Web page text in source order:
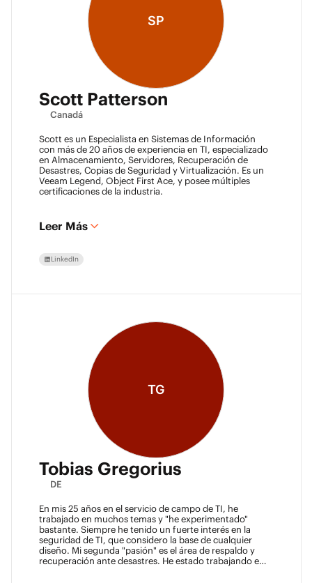
SP
Scott Patterson
Canadá
Scott es un Especialista en Sistemas de Información
con más de 20 años de experiencia en TI, especializado
en Almacenamiento, Servidores, Recuperación de
Desastres, Copias de Seguridad y Virtualización. Es un
Veeam Legend, Object First Ace, y posee múltiples
certificaciones de la industria.
Leer Más
LinkedIn
TG
Tobias Gregorius
DE
En mis 25 años en el servicio de campo de TI, he
trabajado en muchos temas y "he experimentado"
bastante. Siempre he tenido un fuerte interés en la
seguridad de TI, que considero la base de cualquier
diseño. Mi segunda "pasión" es el área de respaldo y
recuperación ante desastres. He estado trabajando en